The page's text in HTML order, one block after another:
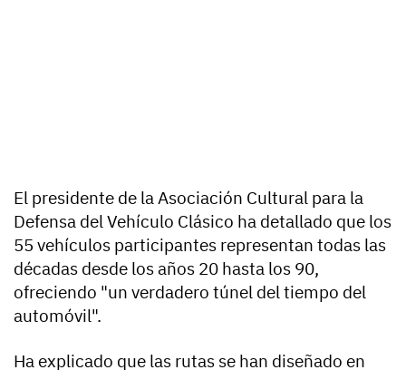
El presidente de la Asociación Cultural para la
Defensa del Vehículo Clásico ha detallado que los
55 vehículos participantes representan todas las
décadas desde los años 20 hasta los 90,
ofreciendo "un verdadero túnel del tiempo del
automóvil".
Ha explicado que las rutas se han diseñado en